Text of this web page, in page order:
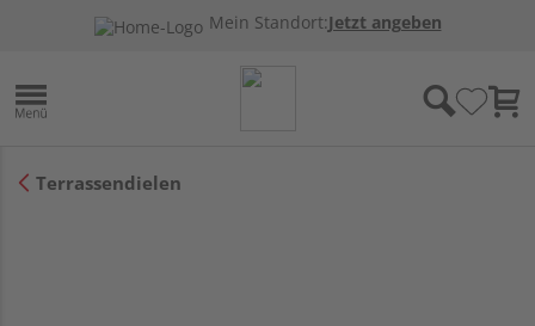
Mein Standort:Jetzt angeben
Terrassendielen